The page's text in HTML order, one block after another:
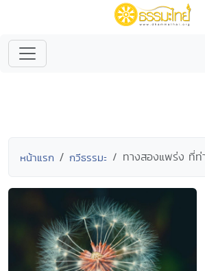
หน้าแรก กวีธรรมะ ทางสองแพร่ง ที่ท่